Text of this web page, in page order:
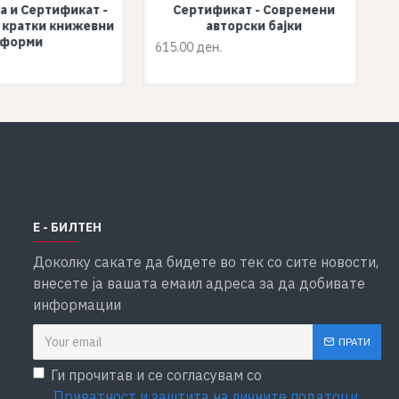
и Сертификат -
книжевни
Сертификат - Современи
авторски бајки
615.00 ден.
Е - БИЛТЕН
Доколку сакате да бидете во тек со сите новости,
внесете ја вашата емаил адреса за да добивате
информации
ПРАТИ
Ги прочитав и се согласувам со